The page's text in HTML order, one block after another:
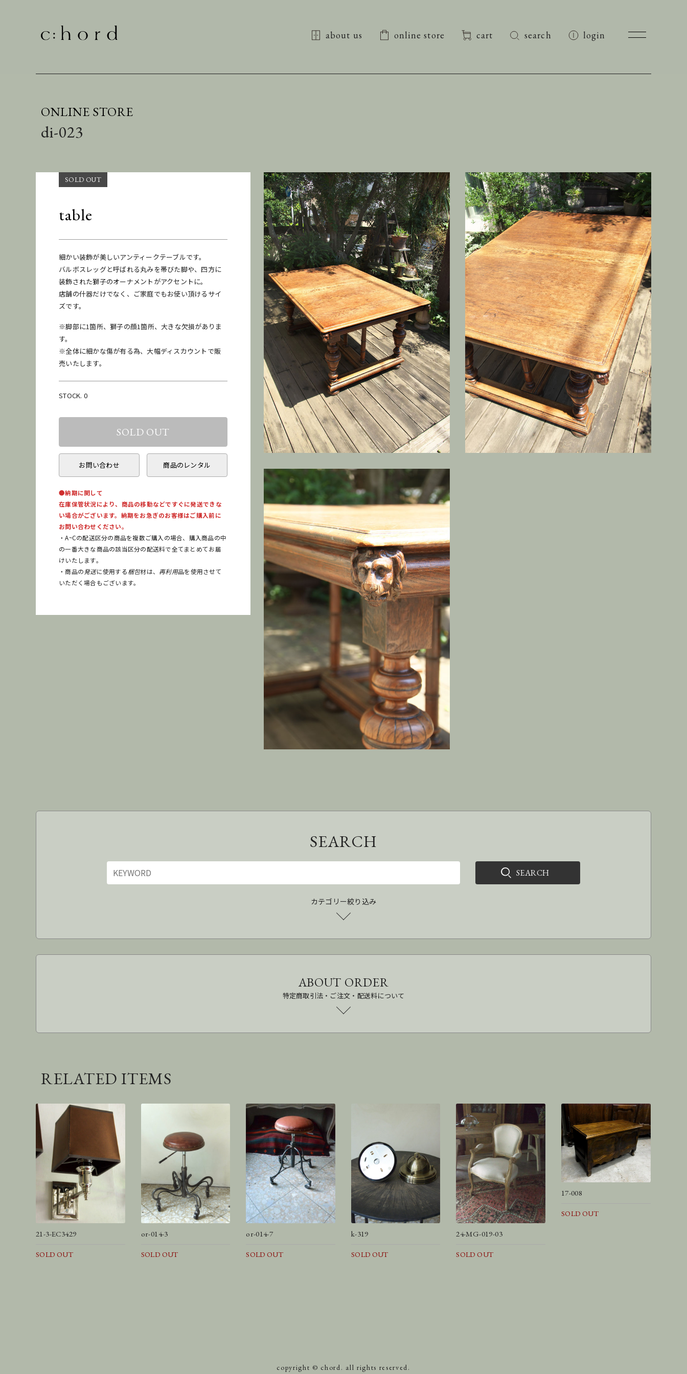
about us online store cart search login
ONLINE STORE
di-023
table
細かい装飾が美しいアンティークテーブルです。
バルボスレッグと呼ばれる丸みを帯びた脚や、四方に
装飾された獅子のオーナメントがアクセントに。
店舗の什器だけでなく、ご家庭でもお使い頂けるサイ
ズです。
※脚部に1箇所、獅子の顔1箇所、大きな欠損がありま
す。
※全体に細かな傷が有る為、大幅ディスカウントで販
売いたします。
STOCK. 0
お問い合わせ 商品のレンタル
●納期に関して
在庫保管状況により、商品の移動などですぐに発送できな
い場合がございます。納期をお急ぎのお客様はご購入前に
お問い合わせください。
・A~Cの配送区分の商品を複数ご購入の場合、購入商品の中
の一番大きな商品の該当区分の配送料で全てまとめてお届
けいたします。
・商品の発送に使用する梱包材は、 再利用品を使用させて
いただく場合もございます。
お問い合わせ 商品のレンタル
●納期に関して
在庫保管状況により、商品の移動などですぐに発送できな
梱包 再利用
SEARCH
カテゴリー絞り込み
ABOUT ORDER
特定商取引法・ご注文・配送料について
RELATED ITEMS
21-3-EC3429
SOLD OUT
or-014-3
SOLD OUT
or-014-7
SOLD OUT
k-319
SOLD OUT
24-MG-019-03
SOLD OUT
17-008
SOLD OUT
copyright © chord. all rights reserved.